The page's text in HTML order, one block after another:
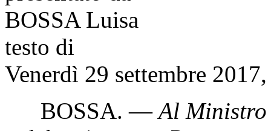
BOSSA Luisa
testo di
Venerdì 29 settembre
BOSSA. —Al